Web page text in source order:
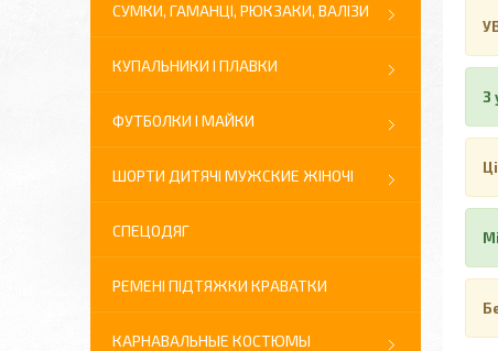
З
СУМКИ, ГАМАНЦІ, РЮКЗАКИ, ВАЛІЗИ
КУПАЛЬНИКИ І ПЛАВКИ
ФУТБОЛКИ І МАЙКИ
ШОРТИ ДИТЯЧІ МУЖСКИЕ ЖІНОЧІ
СПЕЦОДЯГ
РЕМЕНІ ПІДТЯЖКИ КРАВАТКИ
КАРНАВАЛЬНЫЕ КОСТЮМЫ